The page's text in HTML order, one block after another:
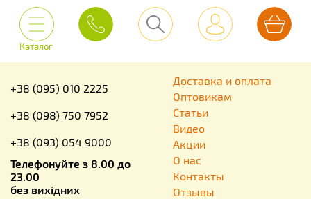
Каталог
+38 (095) 010 2225
+38 (098) 750 7952
+38 (093) 054 9000
Телефонуйте з 8.00 до
23.00
без вихідних
Доставка и оплата
Оптовикам
Статьи
Видео
Акции
О нас
Контакты
Отзывы